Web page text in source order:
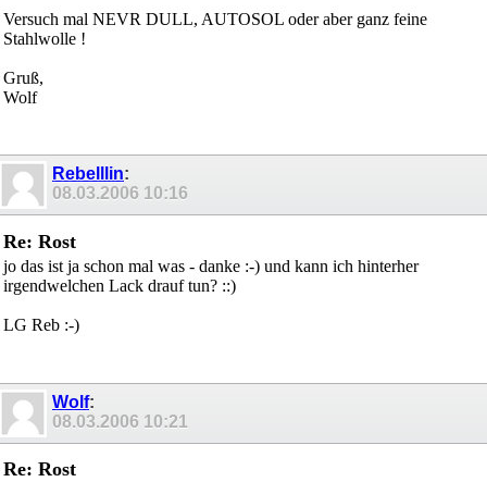
Versuch mal NEVR DULL, AUTOSOL oder aber ganz feine
Stahlwolle !
Gruß,
Wolf
Rebelllin:
08.03.2006 10:16
Re: Rost
jo das ist ja schon mal was - danke :-) und kann ich hinterher
irgendwelchen Lack drauf tun? ::)
LG Reb :-)
Wolf:
08.03.2006 10:21
Re: Rost